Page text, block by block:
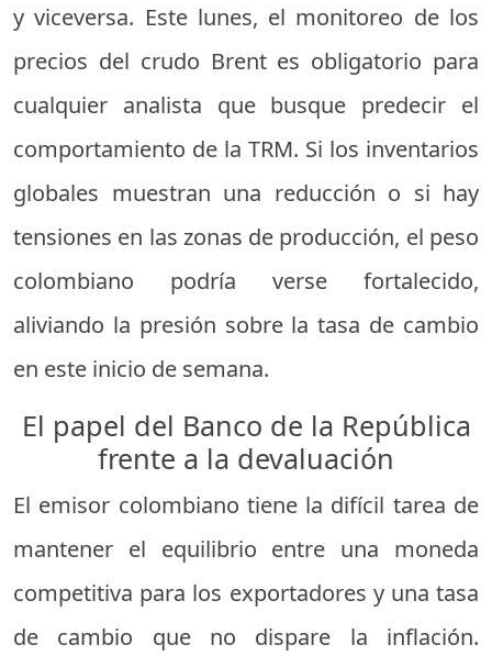
y viceversa. Este lunes, el monitoreo de los
precios del crudo Brent es obligatorio para
cualquier analista que busque predecir el
comportamiento de la TRM. Si los inventarios
globales muestran una reducción o si hay
tensiones en las zonas de producción, el peso
colombiano podría verse fortalecido,
aliviando la presión sobre la tasa de cambio
en este inicio de semana.
El papel del Banco de la República
frente a la devaluación
El emisor colombiano tiene la difícil tarea de
mantener el equilibrio entre una moneda
competitiva para los exportadores y una tasa
de cambio que no dispare la inflación.